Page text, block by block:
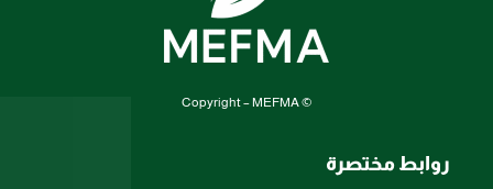
© Copyright – MEFMA
روابط مختصرة